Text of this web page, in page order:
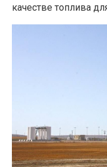
качестве топлива